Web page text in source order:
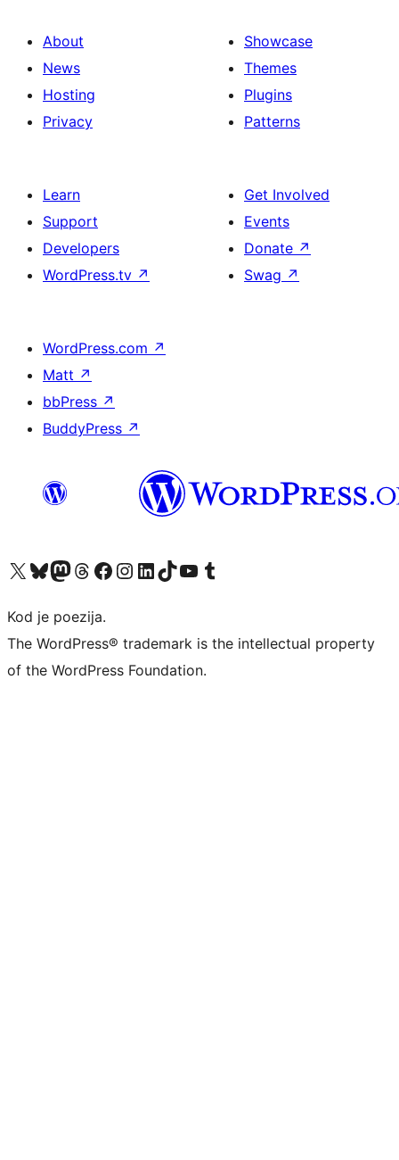
About
News
Hosting
Privacy
Showcase
Themes
Plugins
Patterns
Learn
Support
Developers
WordPress.tv ↗
Get Involved
Events
Donate ↗
Swag ↗
WordPress.com ↗
Matt ↗
bbPress ↗
BuddyPress ↗
Visit our X (formerly Twitter) account
Visit our Bluesky account
Visit our Mastodon account
Visit our Threads account
Visit our Facebook page
Visit our Instagram account
Visit our LinkedIn account
Visit our TikTok account
Visit our YouTube channel
Visit our Tumblr account
Kod je poezija.
The WordPress® trademark is the intellectual property
of the WordPress Foundation.